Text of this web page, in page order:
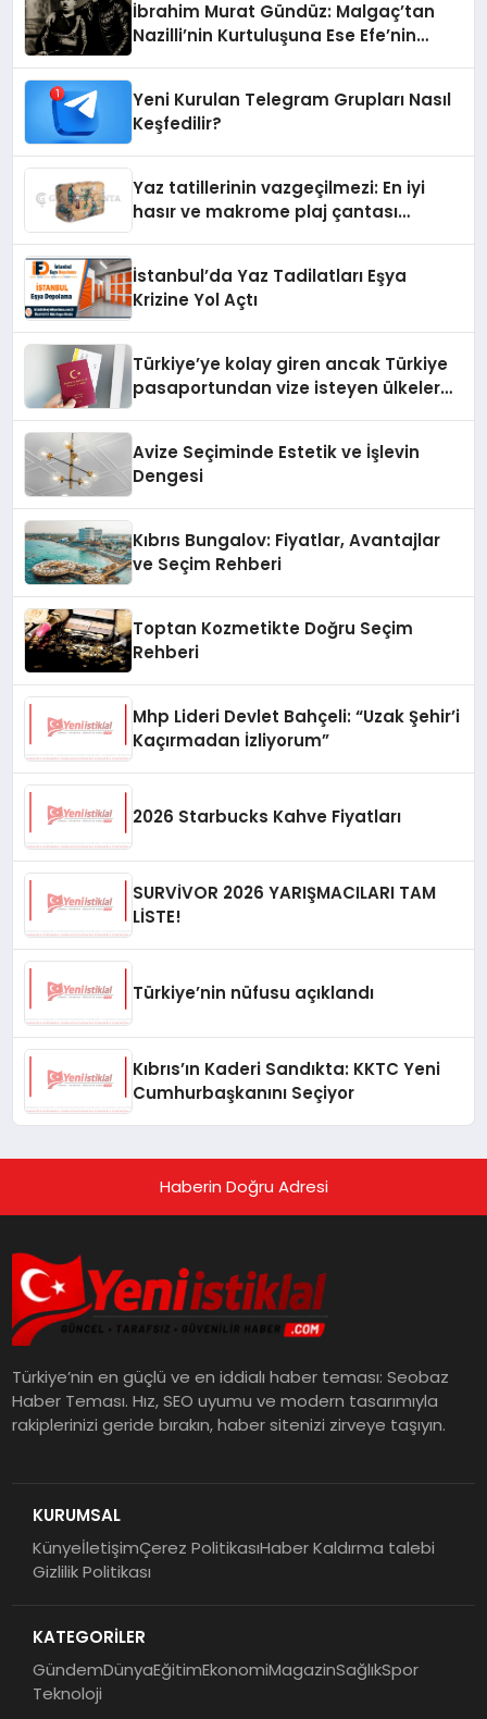
İbrahim Murat Gündüz: Malgaç’tan
Nazilli’nin Kurtuluşuna Ese Efe’nin
Yeni Kurulan Telegram Grupları Nasıl
Keşfedilir?
Yaz tatillerinin vazgeçilmezi: En iyi
hasır ve makrome plaj çantası
İstanbul’da Yaz Tadilatları Eşya
Krizine Yol Açtı
Türkiye’ye kolay giren ancak Türkiye
pasaportundan vize isteyen ülkeler
Avize Seçiminde Estetik ve İşlevin
Dengesi
Kıbrıs Bungalov: Fiyatlar, Avantajlar
ve Seçim Rehberi
Toptan Kozmetikte Doğru Seçim
Rehberi
Mhp Lideri Devlet Bahçeli: “Uzak Şehir’i
Kaçırmadan İzliyorum”
2026 Starbucks Kahve Fiyatları
SURVİVOR 2026 YARIŞMACILARI TAM
LİSTE!
Türkiye’nin nüfusu açıklandı
Kıbrıs’ın Kaderi Sandıkta: KKTC Yeni
Cumhurbaşkanını Seçiyor
Haberin Doğru Adresi
Türkiye’nin en güçlü ve en iddialı haber teması: Seobaz
Haber Teması. Hız, SEO uyumu ve modern tasarımıyla
rakiplerinizi geride bırakın, haber sitenizi zirveye taşıyın.
KURUMSAL
KünyeİletişimÇerez PolitikasıHaber Kaldırma talebi
Gizlilik Politikası
KATEGORİLER
GündemDünyaEğitimEkonomiMagazinSağlıkSpor
Teknoloji